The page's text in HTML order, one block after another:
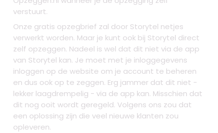
verstuurt.
Onze gratis opzegbrief zal door Storytel netjes
verwerkt worden. Maar je kunt ook bij Storytel direct
zelf opzeggen. Nadeel is wel dat dit niet via de app
van Storytel kan. Je moet met je inloggegevens
inloggen op de website om je account te beheren
en dus ook op te zeggen. Erg jammer dat dit niet -
lekker laagdrempelig - via de app kan. Misschien dat
dit nog ooit wordt geregeld. Volgens ons zou dat
een oplossing zijn die veel nieuwe klanten zou
opleveren.